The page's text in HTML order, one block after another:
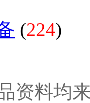
(224)
资料均